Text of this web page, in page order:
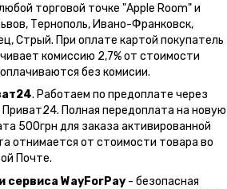
торговой точке "Apple Room" и
Тернополь, Ивано-Франковск,
Стрый. При оплате картой покупатель
комиссию 2,7% от стоимости
без комисии.
. Работаем по предоплате через
Полная передоплата на новую
500грн для заказа активированной
отнимается от стоимости товара во
Почте.
сервиса WayForPay - безопасная